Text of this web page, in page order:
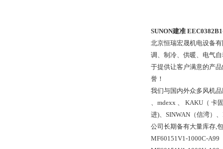
SUNON建准
北京恒瑞宏晟机电设备
调、制冷、供暖、电气
于提供让客户满意的产
誉！
我们与国内外众多风机
、mdexx 、 KAKU（
进)、SINWAN（信湾）
公司长期备有大量库存,
MF60151V1-1000C-A99